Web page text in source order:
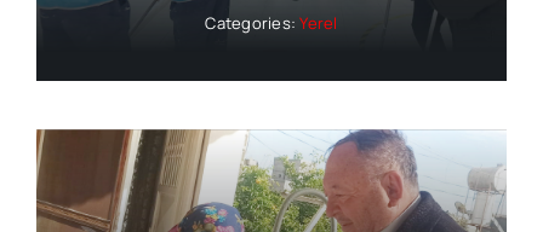
Categories:Yerel